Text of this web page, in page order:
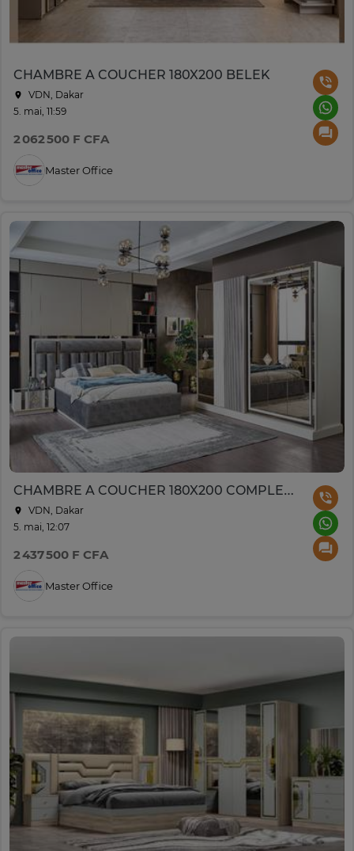
CHAMBRE A COUCHER 180X200 BELEK
VDN, Dakar
5. mai, 11:59
2 062 500 F CFA
Master Office
CHAMBRE A COUCHER 180X200 COMPLETE MAYA
VDN, Dakar
5. mai, 12:07
2 437 500 F CFA
Master Office